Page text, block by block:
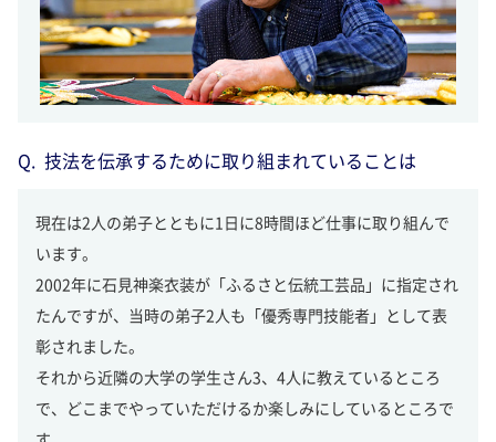
技法を伝承するために取り組まれていることは
現在は2人の弟子とともに1日に8時間ほど仕事に取り組んで
います。
2002年に石見神楽衣装が「ふるさと伝統工芸品」に指定され
たんですが、当時の弟子2人も「優秀専門技能者」として表
彰されました。
それから近隣の大学の学生さん3、4人に教えているところ
で、どこまでやっていただけるか楽しみにしているところで